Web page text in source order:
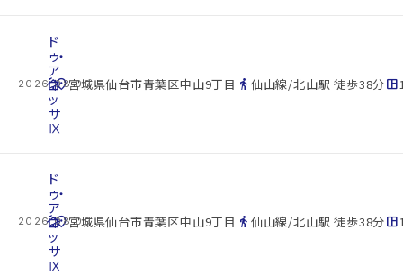
2026.08.09
cottage
ド
ゥ・
ア
ネ
ッ
サ
Ⅸ
location_on宮城県仙台市青葉区中山9丁目 directions_walk 仙山線/北山駅 徒歩38分space_dashboard
2026.08.09
cottage
ド
ゥ・
ア
ネ
ッ
サ
Ⅸ
location_on宮城県仙台市青葉区中山9丁目 directions_walk 仙山線/北山駅 徒歩38分space_dashboard